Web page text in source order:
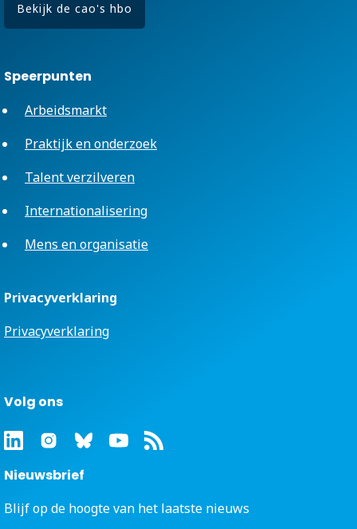
Bekijk de cao's hbo
Speerpunten
Arbeidsmarkt
Praktijk en onderzoek
Talent verzilveren
Internationalisering
Mens en organisatie
Privacyverklaring
Privacyverklaring
Volg ons
Nieuwsbrief
Blijf op de hoogte van het laatste nieuws